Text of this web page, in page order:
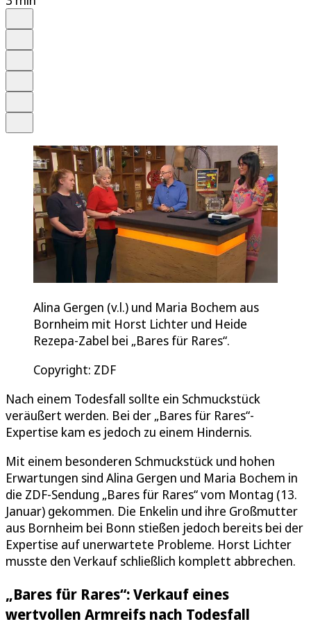
Alina Gergen (v.l.) und Maria Bochem aus
Bornheim mit Horst Lichter und Heide
Rezepa-Zabel bei „Bares für Rares“.
Copyright: ZDF
Nach einem Todesfall sollte ein Schmuckstück
veräußert werden. Bei der „Bares für Rares“-
Expertise kam es jedoch zu einem Hindernis.
Mit einem besonderen Schmuckstück und hohen
Erwartungen sind Alina Gergen und Maria Bochem in
die ZDF-Sendung „Bares für Rares“ vom Montag (13.
Januar) gekommen. Die Enkelin und ihre Großmutter
aus Bornheim bei Bonn stießen jedoch bereits bei der
Expertise auf unerwartete Probleme. Horst Lichter
musste den Verkauf schließlich komplett abbrechen.
„Bares für Rares“: Verkauf eines
wertvollen Armreifs nach Todesfall